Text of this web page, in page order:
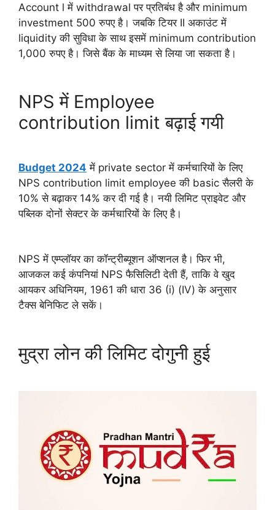
Account l में withdrawal पर प्रतिबंध है और minimum
investment 500 रुपए है। जबकि टियर II अकाउंट में
liquidity की सुविधा के साथ इसमें minimum contribution
1,000 रुपए है। जिसे बैंक के माध्यम से लिया जा सकता है।
NPS में Employee
contribution limit बढ़ाई गयी
Budget 2024 में private sector में कर्मचारियों के लिए
NPS contribution limit employee की basic सैलरी के
10% से बढ़ाकर 14% कर दी गई है। नयी लिमिट प्राइवेट और
पब्लिक दोनों सेक्टर के कर्मचारियों के लिए है।
NPS में एम्प्लॉयर का कॉन्ट्रीब्यूशन ऑप्शनल है। फिर भी,
आजकल कई कंपनियां NPS फैसिलिटी देती हैं, ताकि वे खुद
आयकर अधिनियम, 1961 की धारा 36 (i) (IV) के अनुसार
टैक्स बेनिफिट ले सकें।
मुद्रा लोन की लिमिट दोगुनी हुई